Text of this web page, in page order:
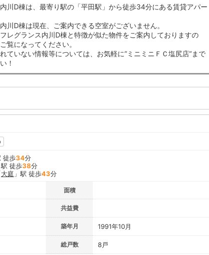
川D棟は、最寄り駅の「平田駅」から徒歩34分にある賃貸アパー
川D棟は現在、ご案内できる空室がございません。
レグランス内川D棟と特徴が似た物件をご案内しておりますの
覧になってください。
ていない情報等については、お気軽に”ミニミニＦＣ塩尻店”まで
！
徒歩34分
駅 徒歩38分
大庭 」駅 徒歩43分
面積
共益費
築年月 1991年10月
総戸数 8戸